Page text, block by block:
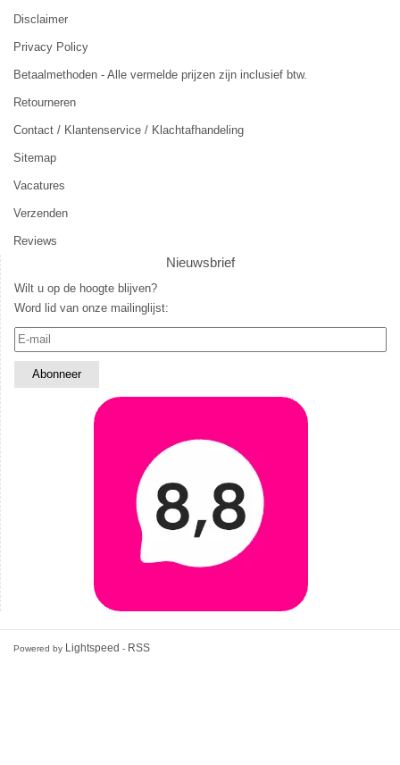
Disclaimer
Privacy Policy
Betaalmethoden - Alle vermelde prijzen zijn inclusief btw.
Retourneren
Contact / Klantenservice / Klachtafhandeling
Sitemap
Vacatures
Verzenden
Reviews
Nieuwsbrief
Wilt u op de hoogte blijven?
Word lid van onze mailinglijst:
Powered by Lightspeed - RSS